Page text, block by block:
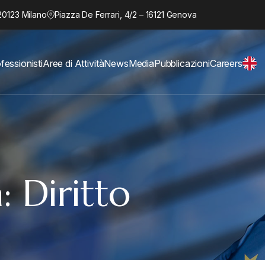
Milano Piazza De Ferrari, 4/2 – 16121 Genova
Aree di AttivitàNewsMediaPubblicazioniCareers
Diritto